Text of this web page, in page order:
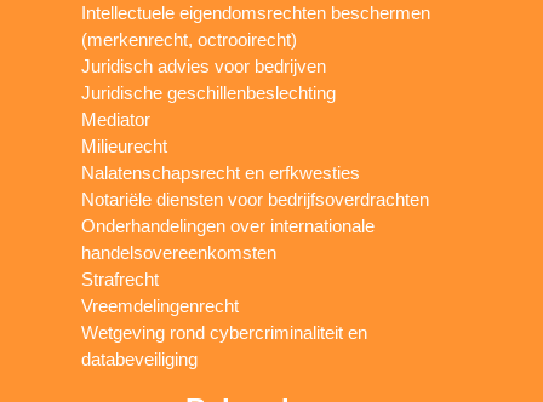
Intellectuele eigendomsrechten beschermen
(merkenrecht, octrooirecht)
Juridisch advies voor bedrijven
Juridische geschillenbeslechting
Mediator
Milieurecht
Nalatenschapsrecht en erfkwesties
Notariële diensten voor bedrijfsoverdrachten
Onderhandelingen over internationale
handelsovereenkomsten
Strafrecht
Vreemdelingenrecht
Wetgeving rond cybercriminaliteit en
databeveiliging